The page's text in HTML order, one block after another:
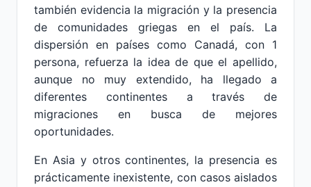
también evidencia la migración y la presencia
de comunidades griegas en el país. La
dispersión en países como Canadá, con 1
persona, refuerza la idea de que el apellido,
aunque no muy extendido, ha llegado a
diferentes continentes a través de
migraciones en busca de mejores
oportunidades.
En Asia y otros continentes, la presencia es
prácticamente inexistente, con casos aislados